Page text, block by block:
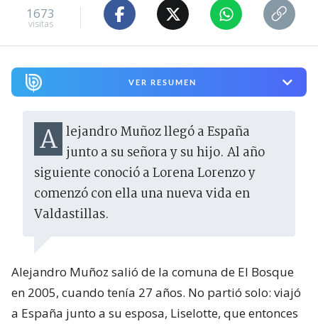
1673
visitas
VER RESUMEN
Alejandro Muñoz llegó a España junto a su señora y su hijo. Al año
siguiente conoció a Lorena Lorenzo y
comenzó con ella una nueva vida en
Valdastillas.
Alejandro Muñoz salió de la comuna de El Bosque
en 2005, cuando tenía 27 años. No partió solo: viajó
a España junto a su esposa, Liselotte, que entonces